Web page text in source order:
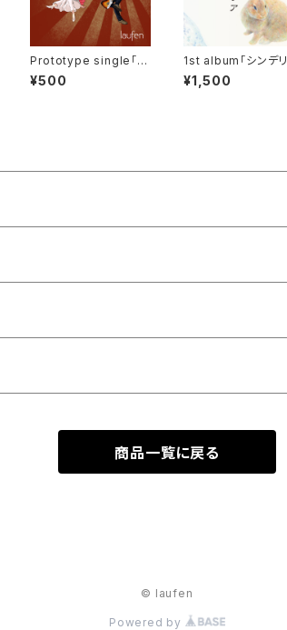
Prototype single「ガ
ガガガガラナ」
¥500
1st album「シンデリ
ア」
¥1,500
商品一覧に戻る
© laufen
Powered by